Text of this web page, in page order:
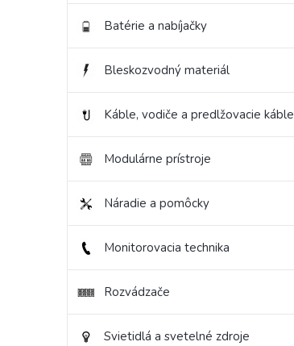
n
Batérie a nabíjačky
Bleskozvodný materiál
Káble, vodiče a predlžovacie káble
Modulárne prístroje
Náradie a pomôcky
Monitorovacia technika
Rozvádzače
Svietidlá a svetelné zdroje